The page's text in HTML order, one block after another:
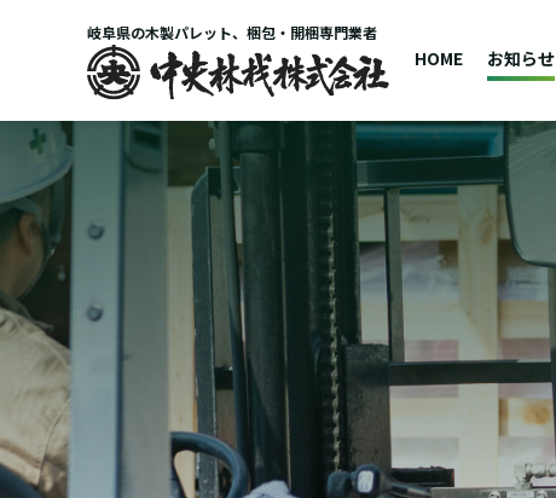
岐阜県の木製パレット、梱包・開梱専門業者
HOME お知らせ